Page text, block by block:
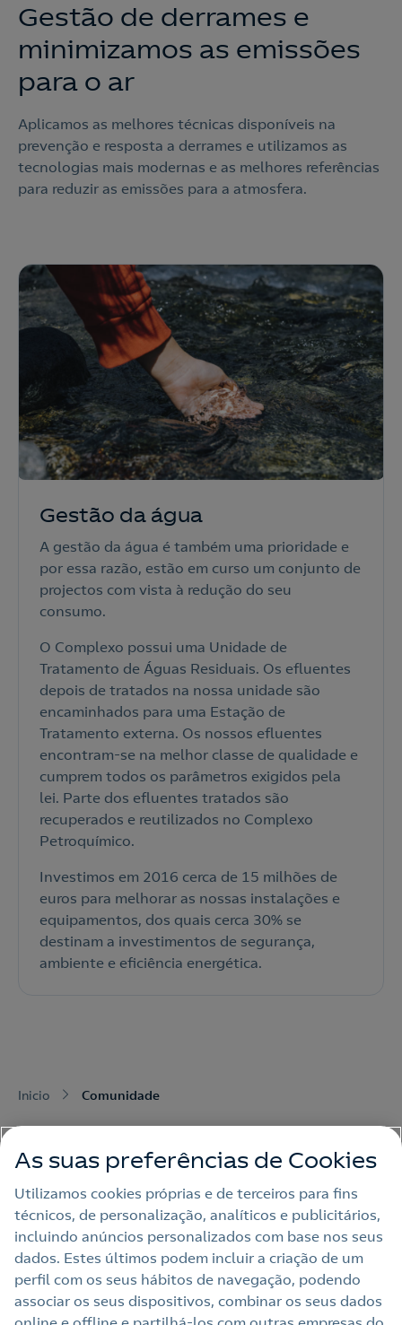
Gestão de derrames e
minimizamos as emissões
para o ar
Aplicamos as melhores técnicas disponíveis na
prevenção e resposta a derrames e utilizamos as
tecnologias mais modernas e as melhores referências
para reduzir as emissões para a atmosfera.
Gestão da água
A gestão da água é também uma prioridade e
por essa razão, estão em curso um conjunto de
projectos com vista à redução do seu
consumo.
O Complexo possui uma Unidade de
Tratamento de Águas Residuais. Os efluentes
depois de tratados na nossa unidade são
encaminhados para uma Estação de
Tratamento externa. Os nossos efluentes
encontram-se na melhor classe de qualidade e
cumprem todos os parâmetros exigidos pela
lei. Parte dos efluentes tratados são
recuperados e reutilizados no Complexo
Petroquímico.
Investimos em 2016 cerca de 15 milhões de
euros para melhorar as nossas instalações e
equipamentos, dos quais cerca 30% se
destinam a investimentos de segurança,
ambiente e eficiência energética.
Inicio Comunidade
Nota Legal
Política de privacidade
Política de cookies
As suas preferências de Cookies
Utilizamos cookies próprias e de terceiros para fins
técnicos, de personalização, analíticos e publicitários,
incluindo anúncios personalizados com base nos seus
dados. Estes últimos podem incluir a criação de um
perfil com os seus hábitos de navegação, podendo
associar os seus dispositivos, combinar os seus dados